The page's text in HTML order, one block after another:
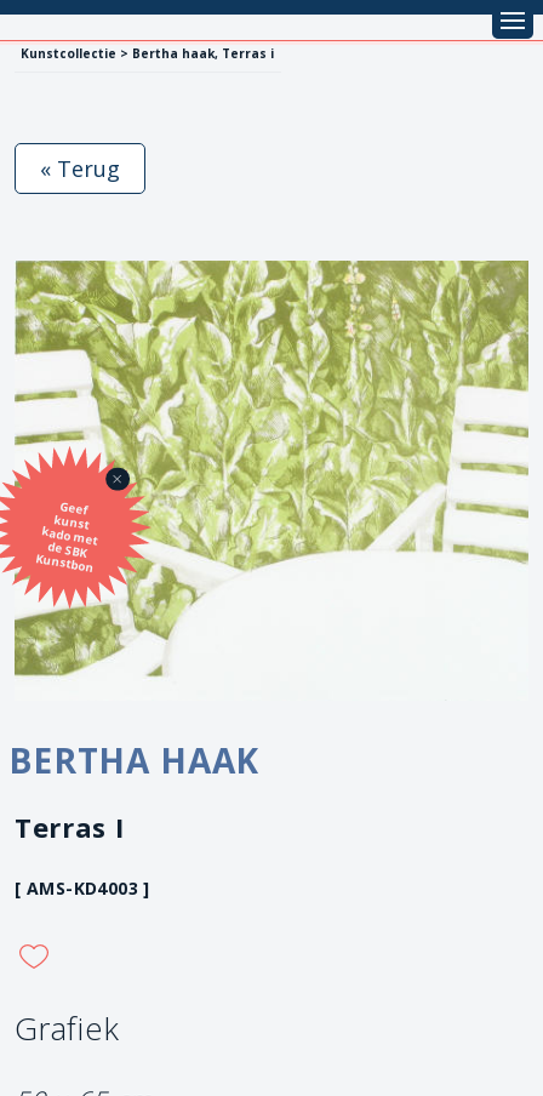
Kunstcollectie > Bertha haak, Terras i
Geef
kunst
kado met
de SBK
Kunstbon
« Terug
BERTHA HAAK
Terras I
[ AMS-KD4003 ]
Grafiek